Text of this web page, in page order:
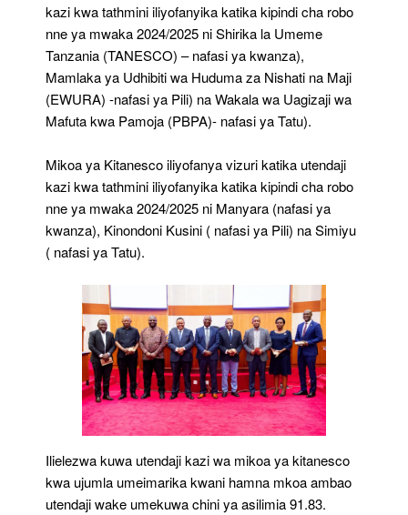
kazi kwa tathmini iliyofanyika katika kipindi cha robo
nne ya mwaka 2024/2025 ni Shirika la Umeme
Tanzania (TANESCO) – nafasi ya kwanza),
Mamlaka ya Udhibiti wa Huduma za Nishati na Maji
(EWURA) -nafasi ya Pili) na Wakala wa Uagizaji wa
Mafuta kwa Pamoja (PBPA)- nafasi ya Tatu).
Mikoa ya Kitanesco iliyofanya vizuri katika utendaji
kazi kwa tathmini iliyofanyika katika kipindi cha robo
nne ya mwaka 2024/2025 ni Manyara (nafasi ya
kwanza), Kinondoni Kusini ( nafasi ya Pili) na Simiyu
( nafasi ya Tatu).
Ilielezwa kuwa utendaji kazi wa mikoa ya kitanesco
kwa ujumla umeimarika kwani hamna mkoa ambao
utendaji wake umekuwa chini ya asilimia 91.83.